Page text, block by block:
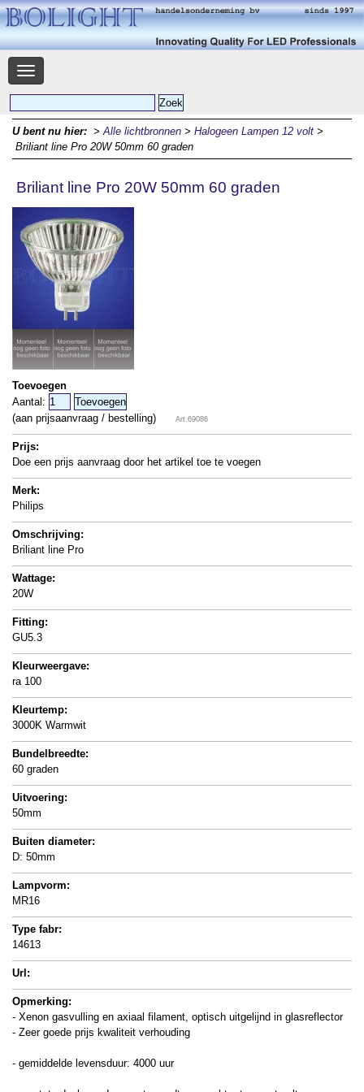
Navigatie
U bent nu hier: >Alle lichtbronnen > Halogeen Lampen 12 volt >
Briliant line Pro 20W 50mm 60 graden
Briliant line Pro 20W 50mm 60 graden
Toevoegen
Aantal:
(aan prijsaanvraag / bestelling)
Art.69086
Prijs:
Doe een prijs aanvraag door het artikel toe te voegen
Merk:
Philips
Omschrijving:
Briliant line Pro
Wattage:
20W
Fitting:
GU5.3
Kleurweergave:
ra 100
Kleurtemp:
3000K Warmwit
Bundelbreedte:
60 graden
Uitvoering:
50mm
Buiten diameter:
D: 50mm
Lampvorm:
MR16
Type fabr:
14613
Url:
Opmerking:
- Xenon gasvulling en axiaal filament, optisch uitgelijnd in glasreflector
- Zeer goede prijs kwaliteit verhouding
- gemiddelde levensduur: 4000 uur